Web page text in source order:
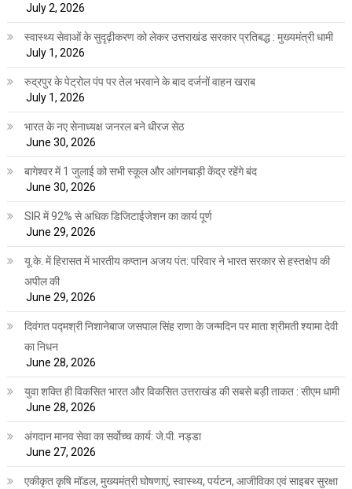
July 2, 2026
स्वास्थ्य सेवाओं के सुदृढ़ीकरण को लेकर उत्तराखंड सरकार प्रतिबद्ध : मुख्यमंत्री धामी
July 1, 2026
रुद्रपुर के पेट्रोल पंप पर तेल भरवाने के बाद दर्जनों वाहन खराब
July 1, 2026
भारत के नए सेनाध्यक्ष जनरल बने धीरज सेठ
June 30, 2026
बागेश्वर में 1 जुलाई को सभी स्कूल और आंगनबाड़ी केंद्र रहेंगे बंद
June 30, 2026
SIR में 92% से अधिक डिजिटाईजेशन का कार्य पूर्ण
June 29, 2026
यू.के. में हिरासत में भारतीय कप्तान अजय पंत: परिवार ने भारत सरकार से हस्तक्षेप की
अपील की
June 29, 2026
दिवंगत पद्मश्री निशानेबाज जसपाल सिंह राणा के जन्मदिन पर माता श्रीमती श्यामा देवी
का निधन
June 28, 2026
युवा शक्ति ही विकसित भारत और विकसित उत्तराखंड की सबसे बड़ी ताकत : सीएम धामी
June 28, 2026
अंगदान मानव सेवा का सर्वोच्च कार्य: जे.पी. नड्डा
June 27, 2026
एकीकृत कृषि मॉडल, मुख्यमंत्री घोषणाएं, स्वास्थ्य, पर्यटन, आजीविका एवं साइबर सुरक्षा